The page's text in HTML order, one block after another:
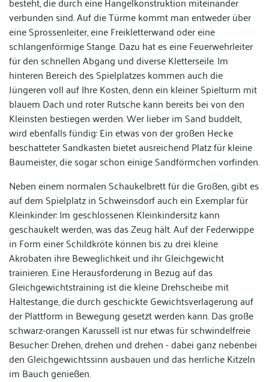
verbunden sind. Auf die Türme kommt man entweder über
eine Sprossenleiter, eine Freikletterwand oder eine
schlangenförmige Stange. Dazu hat es eine Feuerwehrleiter
für den schnellen Abgang und diverse Kletterseile. Im
hinteren Bereich des Spielplatzes kommen auch die
Jüngeren voll auf Ihre Kosten, denn ein kleiner Spielturm mit
blauem Dach und roter Rutsche kann bereits bei von den
Kleinsten bestiegen werden. Wer lieber im Sand buddelt,
wird ebenfalls fündig: Ein etwas von der großen Hecke
beschatteter Sandkasten bietet ausreichend Platz für kleine
Baumeister, die sogar schon einige Sandförmchen vorfinden.
Neben einem normalen Schaukelbrett für die Großen, gibt es
auf dem Spielplatz in Schweinsdorf auch ein Exemplar für
Kleinkinder: Im geschlossenen Kleinkindersitz kann
geschaukelt werden, was das Zeug hält. Auf der Federwippe
in Form einer Schildkröte können bis zu drei kleine
Akrobaten ihre Beweglichkeit und ihr Gleichgewicht
trainieren. Eine Herausforderung in Bezug auf das
Gleichgewichtstraining ist die kleine Drehscheibe mit
Haltestange, die durch geschickte Gewichtsverlagerung auf
der Plattform in Bewegung gesetzt werden kann. Das große
schwarz-orangen Karussell ist nur etwas für schwindelfreie
Besucher: Drehen, drehen und drehen - dabei ganz nebenbei
den Gleichgewichtssinn ausbauen und das herrliche Kitzeln
im Bauch genießen.